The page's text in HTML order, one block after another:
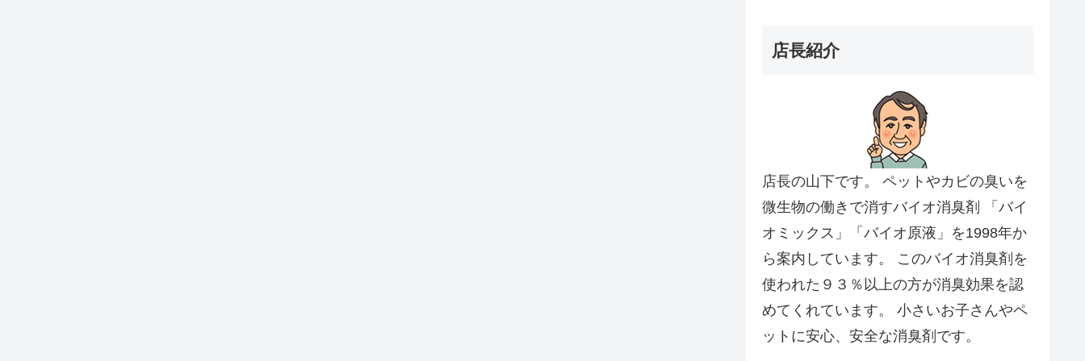
店長紹介
店長の山下です。 ペットやカビの臭いを
微生物の働きで消すバイオ消臭剤 「バイ
オミックス」「バイオ原液」を1998年か
ら案内しています。 このバイオ消臭剤を
使われた９３％以上の方が消臭効果を認
めてくれています。 小さいお子さんやペ
ットに安心、安全な消臭剤です。